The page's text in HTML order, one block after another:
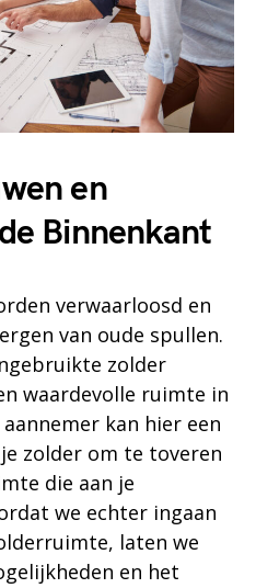
en
Binnenkant
verwaarloosd en
van oude spullen.
zolder
waardevolle ruimte in
kan hier een
zolder om te toveren
die aan je
we echter ingaan
laten we
en het